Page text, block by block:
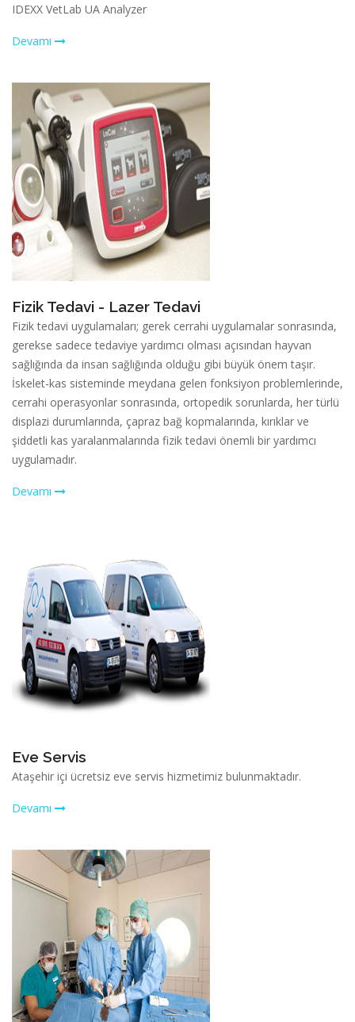
IDEXX VetLab UA Analyzer
Devamı
Fizik Tedavi - Lazer Tedavi
Fizik tedavi uygulamaları; gerek cerrahi uygulamalar sonrasında,
gerekse sadece tedaviye yardımcı olması açısından hayvan
sağlığında da insan sağlığında olduğu gibi büyük önem taşır.
İskelet-kas sisteminde meydana gelen fonksiyon problemlerinde,
cerrahi operasyonlar sonrasında, ortopedik sorunlarda, her türlü
displazi durumlarında, çapraz bağ kopmalarında, kırıklar ve
şiddetli kas yaralanmalarında fizik tedavi önemli bir yardımcı
uygulamadır.
Devamı
Eve Servis
Ataşehir içi ücretsiz eve servis hizmetimiz bulunmaktadır.
Devamı